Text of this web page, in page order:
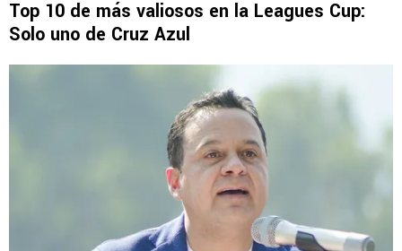
Top 10 de más valiosos en la Leagues Cup:
Solo uno de Cruz Azul